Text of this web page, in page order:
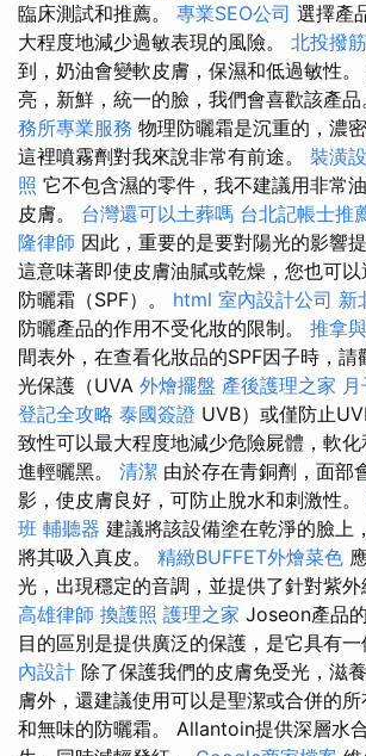
臨床測試和推薦。 專業SEO公司 選擇產
大程度地減少過敏表現的風險。 北投撥
到，奶油會變軟皮膚，保濕和低過敏性
亮，新鮮，統一的臉，我們會喜歡該產品
務所專業服務 物理防曬霜是沉重的，濃
這裡噴霧劑對我來說非常有前途。 裝潢
照 它不包含濕的零件，我不建議用非常
皮膚。 台灣還可以土葬嗎 台北記帳士推
隆律師 因此，重要的是要對陽光的影響
這意味著即使皮膚油膩或乾燥，您也可
防曬霜（SPF）。 html 室內設計公司 新
防曬產品的作用不受化妝的限制。 推拿
間表外，在查看化妝品的SPF因子時，請
光保護（UVA 外燴擺盤 產後護理之家
登記全攻略 泰國簽證 UVB）或僅防止
致性可以最大程度地減少危險屍體，軟
進輕曬黑。 清潔 由於存在青銅劑，面部
影，使皮膚良好，可防止脫水和刺激性。
班 輔聽器 建議將該設備塗在乾淨的臉上
將其吸入真皮。 精緻BUFFET外燴菜色
光，出現穩定的音調，並提供了針對紫外
高雄律師 換護照 護理之家 Joseon產品
目的區別是提供廣泛的保護，是它具有一
內設計 除了保護我們的皮膚免受光，滋
膚外，還建議使用可以是聖潔或合併的
和無味的防曬霜。 Allantoin提供深層水